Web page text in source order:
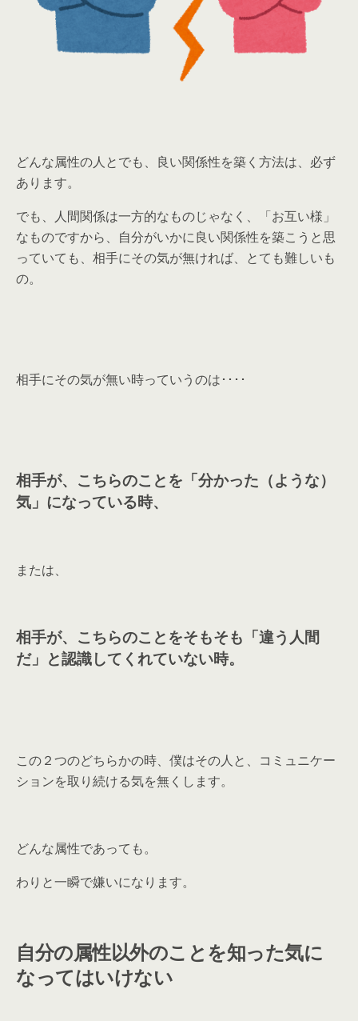
どんな属性の人とでも、良い関係性を築く方法は、必ず
あります。
でも、人間関係は一方的なものじゃなく、「お互い様」
なものですから、自分がいかに良い関係性を築こうと思
っていても、相手にその気が無ければ、とても難しいも
の。
相手にその気が無い時っていうのは････
相手が、こちらのことを「分かった（ような）
気」になっている時、
または、
相手が、こちらのことをそもそも「違う人間
だ」と認識してくれていない時。
この２つのどちらかの時、僕はその人と、コミュニケー
ションを取り続ける気を無くします。
どんな属性であっても。
わりと一瞬で嫌いになります。
自分の属性以外のことを知った気に
なってはいけない